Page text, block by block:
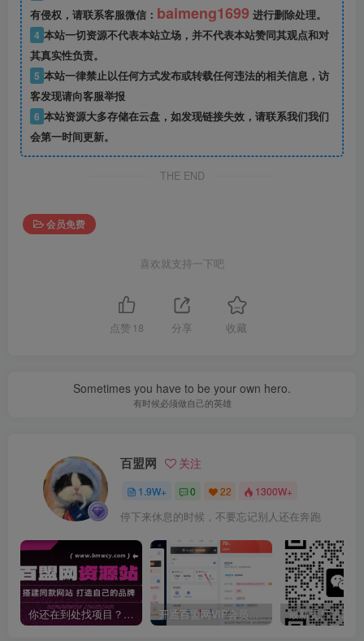
有侵权，请联系客服微信： baimeng1699 进行删除处理。
4 本站一切资源不代表本站立场，并不代表本站赞同其观点和对
其真实性负责。
5 本站一律禁止以任何方式发布或转载任何违法的相关信息，访
客发现请向客服举报
6 本站资源大多存储在云盘，如发现链接失效，请联系我们我们
会第一时间更新。
THE END
会员免费
喜欢就支持一下吧
点赞 18 分享 收藏
Sometimes you have to be your own hero.
有时候必须做自己的英雄
百盟网 关注
1.9W+ 0 22 1300W+
停下来休息的时候，不要忘记别人还在奔跑
你还在到处找项目？还在当韭菜？我靠卖项目一个月收入5万+，曾经我也是个失败者。 开通百盟网VIP会员，尊享全站资源免费下载，享70%的推广提成！！【限时五折优惠】